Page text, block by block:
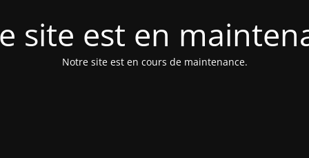
site est en
Notre site est en cours de maintenance.